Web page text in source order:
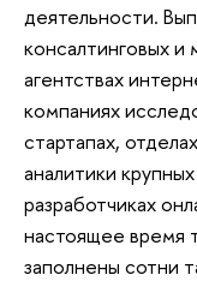
деятельности.
консалтинговых и
агентствах
компаниях
стартапах,
аналитики
разработчиках
настоящее время
заполнены сотни